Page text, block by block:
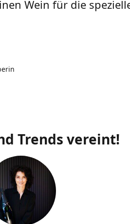
Wein für die
Trends vereint!